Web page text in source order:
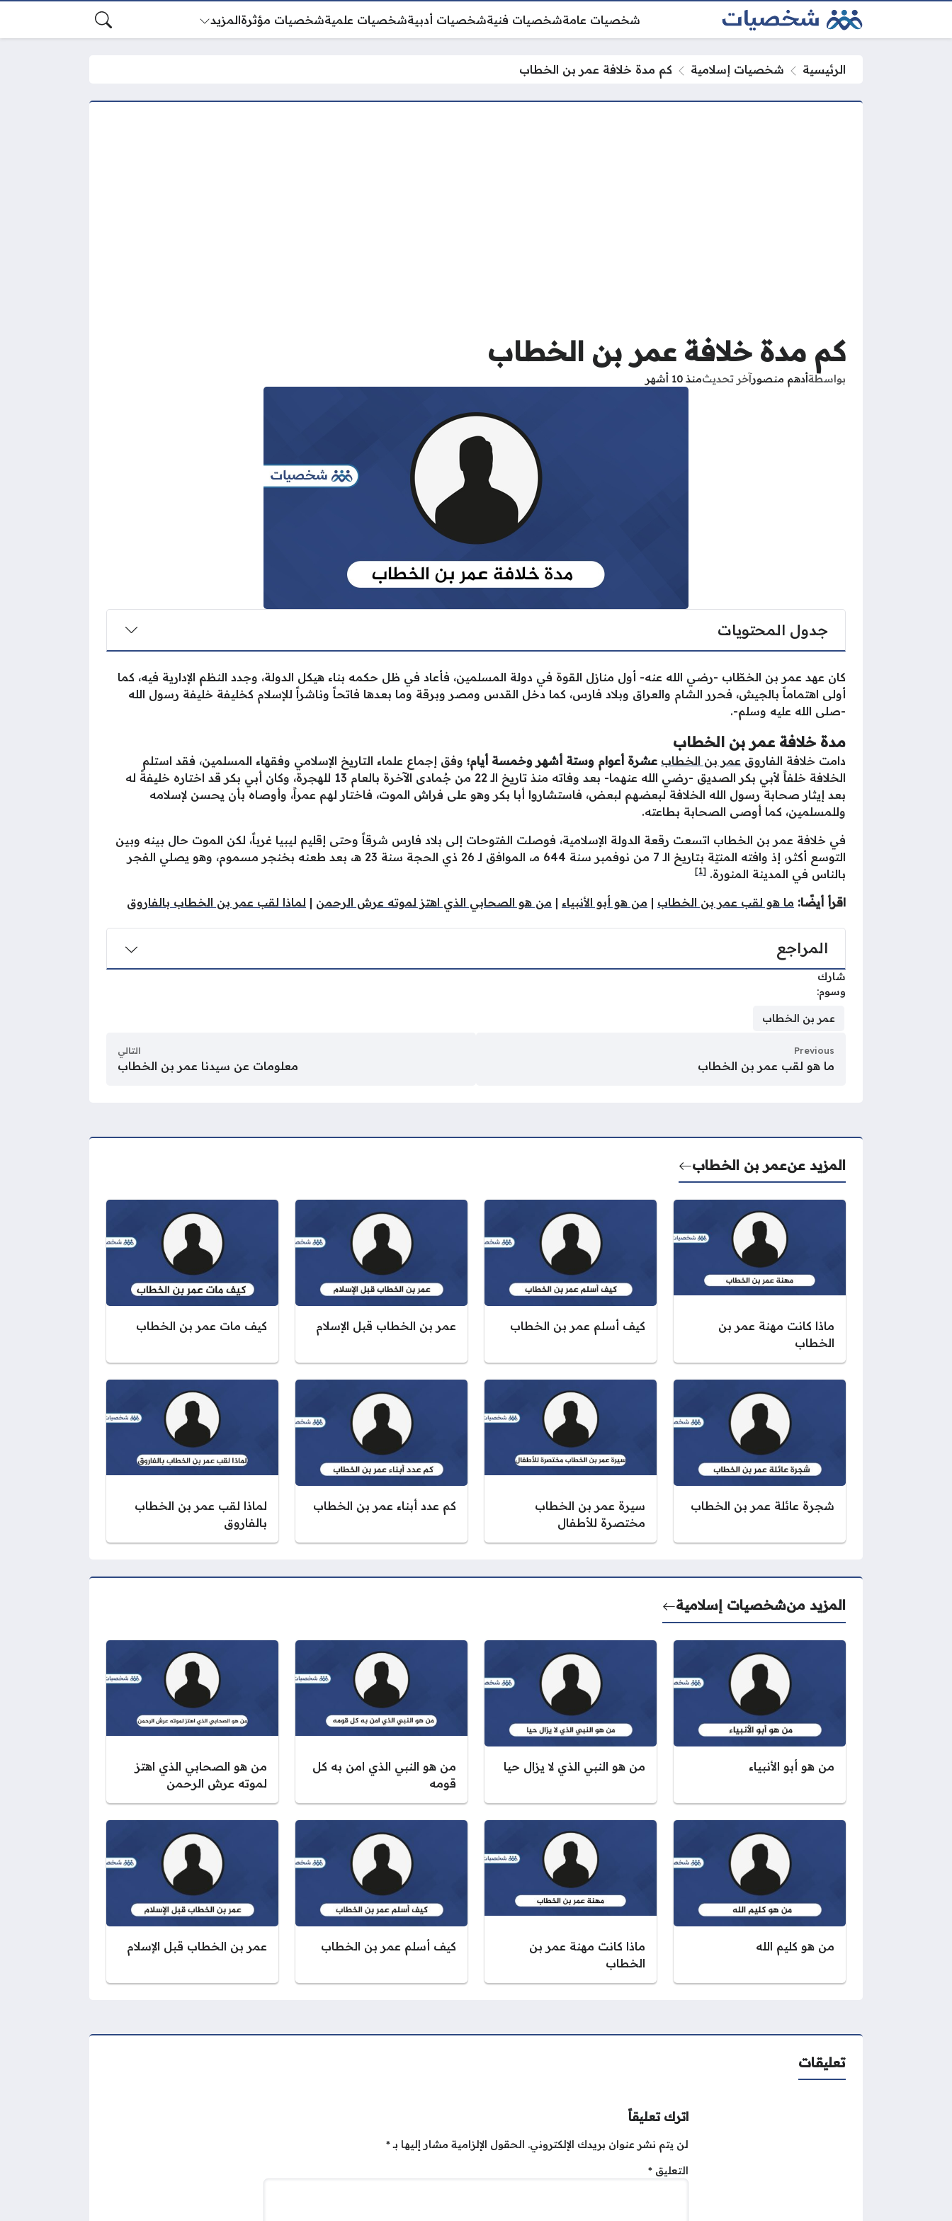
شخصيات عامةشخصيات فنيةشخصيات أدبيةشخصيات علميةشخصيات مؤثرةالمزيد
الرئيسية شخصيات إسلامية كم مدة خلافة عمر بن الخطاب
كم مدة خلافة عمر بن الخطاب
بواسطةأدهم منصورآخر تحديثمنذ 10 أشهر
جدول المحتويات
كان عهد عمر بن الخطّاب -رضي الله عنه- أول منازل القوة في دولة المسلمين، فأعاد في ظل حكمه بناء هيكل الدولة، وجدد النظم الإدارية فيه، كما
أولى اهتماماً بالجيش، فحرر الشام والعراق وبلاد فارس، كما دخل القدس ومصر وبرقة وما بعدها فاتحاً وناشراً للإسلام كخليفة خليفة رسول الله
-صلى الله عليه وسلم-.
مدة خلافة عمر بن الخطاب
دامت خلافة الفاروق عمر بن الخطاب عشرة أعوام وستة أشهر وخمسة أيام؛ وفق إجماع علماء التاريخ الإسلامي وفقهاء المسلمين، فقد استلم
الخلافة خلفاً لأبي بكر الصديق -رضي الله عنهما- بعد وفاته منذ تاريخ الـ 22 من جُمادى الآخرة بالعام 13 للهجرة، وكان أبي بكر قد اختاره خليفةً له
بعد إيثار صحابة رسول الله الخلافة لبعضهم لبعض، فاستشاروا أبا بكر وهو على فراش الموت، فاختار لهم عمراً، وأوصاه بأن يحسن لإسلامه
وللمسلمين، كما أوصى الصحابة بطاعته.
في خلافة عمر بن الخطاب اتسعت رقعة الدولة الإسلامية، فوصلت الفتوحات إلى بلاد فارس شرقاً وحتى إقليم ليبيا غرباً، لكن الموت حال بينه وبين
التوسع أكثر، إذ وافته المنيّة بتاريخ الـ 7 من نوفمبر سنة 644 مـ، الموافق لـ 26 ذي الحجة سنة 23 هـ، بعد طعنه بخنجر مسموم، وهو يصلي الفجر
بالناس في المدينة المنورة. [1]
اقرأ أيضًا: ما هو لقب عمر بن الخطاب | من هو أبو الأنبياء | من هو الصحابي الذي اهتز لموته عرش الرحمن | لماذا لقب عمر بن الخطاب بالفاروق
المراجع
شارك
وسوم:
عمر بن الخطاب
Previous
ما هو لقب عمر بن الخطاب
التالي
معلومات عن سيدنا عمر بن الخطاب
المزيد عنعمر بن الخطاب
ماذا كانت مهنة عمر بن
الخطاب
كيف أسلم عمر بن الخطاب عمر بن الخطاب قبل الإسلام كيف مات عمر بن الخطاب
شجرة عائلة عمر بن الخطاب
سيرة عمر بن الخطاب
مختصرة للأطفال
كم عدد أبناء عمر بن الخطاب
لماذا لقب عمر بن الخطاب
بالفاروق
المزيد منشخصيات إسلامية
من هو أبو الأنبياء من هو النبي الذي لا يزال حيا
من هو النبي الذي امن به كل
قومه
من هو الصحابي الذي اهتز
لموته عرش الرحمن
من هو كليم الله
ماذا كانت مهنة عمر بن
الخطاب
كيف أسلم عمر بن الخطاب عمر بن الخطاب قبل الإسلام
تعليقات
اترك تعليقاً
لن يتم نشر عنوان بريدك الإلكتروني. الحقول الإلزامية مشار إليها بـ*
التعليق *